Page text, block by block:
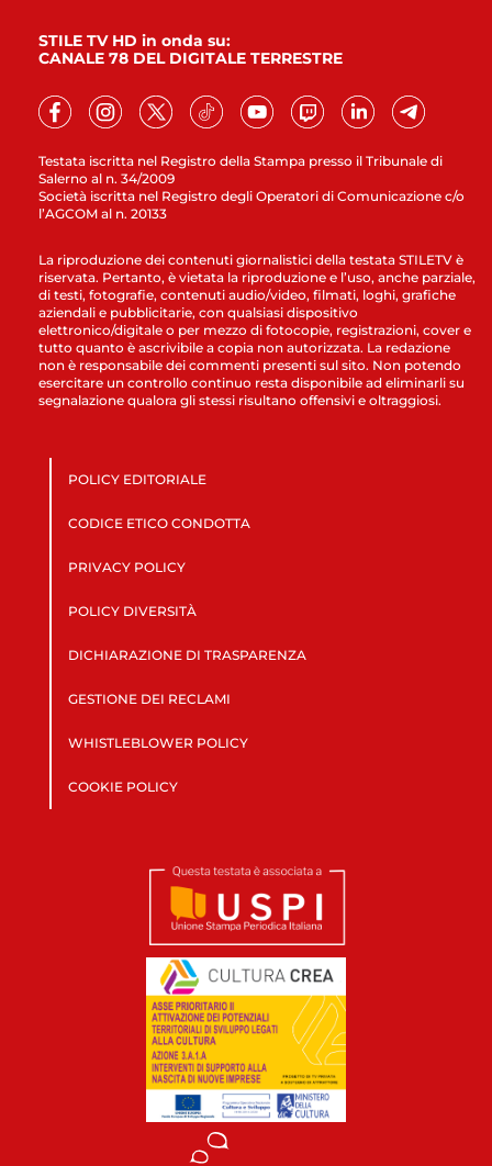
Testata iscritta nel Registro della Stampa presso il Tribunale di
Salerno al n. 34/2009
Società iscritta nel Registro degli Operatori di Comunicazione c/o
l’AGCOM al n. 20133
STILE TV HD in onda su:
CANALE 78 DEL DIGITALE TERRESTRE
La riproduzione dei contenuti giornalistici della testata STILETV è
riservata. Pertanto, è vietata la riproduzione e l’uso, anche parziale,
di testi, fotografie, contenuti audio/video, filmati, loghi, grafiche
aziendali e pubblicitarie, con qualsiasi dispositivo
elettronico/digitale o per mezzo di fotocopie, registrazioni, cover e
tutto quanto è ascrivibile a copia non autorizzata. La redazione
non è responsabile dei commenti presenti sul sito. Non potendo
esercitare un controllo continuo resta disponibile ad eliminarli su
segnalazione qualora gli stessi risultano offensivi e oltraggiosi.
POLICY EDITORIALE
CODICE ETICO CONDOTTA
PRIVACY POLICY
POLICY DIVERSITÀ
DICHIARAZIONE DI TRASPARENZA
GESTIONE DEI RECLAMI
WHISTLEBLOWER POLICY
COOKIE POLICY